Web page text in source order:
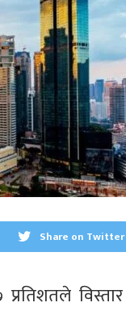
Share on Twitter
प्रतिशतले